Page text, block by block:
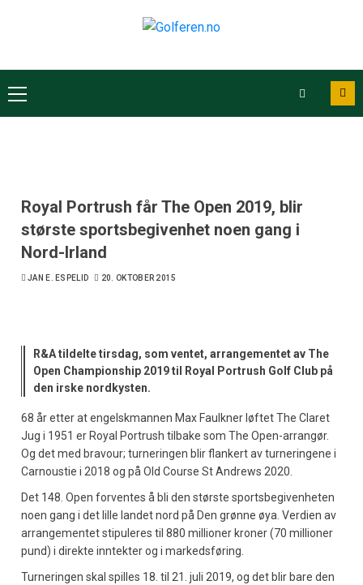
Royal Portrush får The Open 2019, blir
største sportsbegivenhet noen gang i
Nord-Irland
JAN E. ESPELID 20. OKTOBER 2015
R&A tildelte tirsdag, som ventet, arrangementet av The
Open Championship 2019 til Royal Portrush Golf Club på
den irske nordkysten.
68 år etter at engelskmannen Max Faulkner løftet The Claret
Jug i 1951 er Royal Portrush tilbake som The Open-arrangør.
Og det med bravour; turneringen blir flankert av turneringene i
Carnoustie i 2018 og på Old Course St Andrews 2020.
Det 148. Open forventes å bli den største sportsbegivenheten
noen gang i det lille landet nord på Den grønne øya. Verdien av
arrangementet stipuleres til 880 millioner kroner (70 millioner
pund) i direkte inntekter og i markedsføring.
Turneringen skal spilles 18. til 21. juli 2019, og det blir bare den